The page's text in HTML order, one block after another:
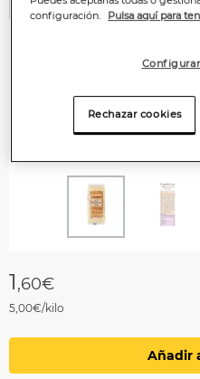
Anterior
1,60€
5,00€/kilo
Añadir
configuración.
Pulsa aquí para
Rechazar cookies